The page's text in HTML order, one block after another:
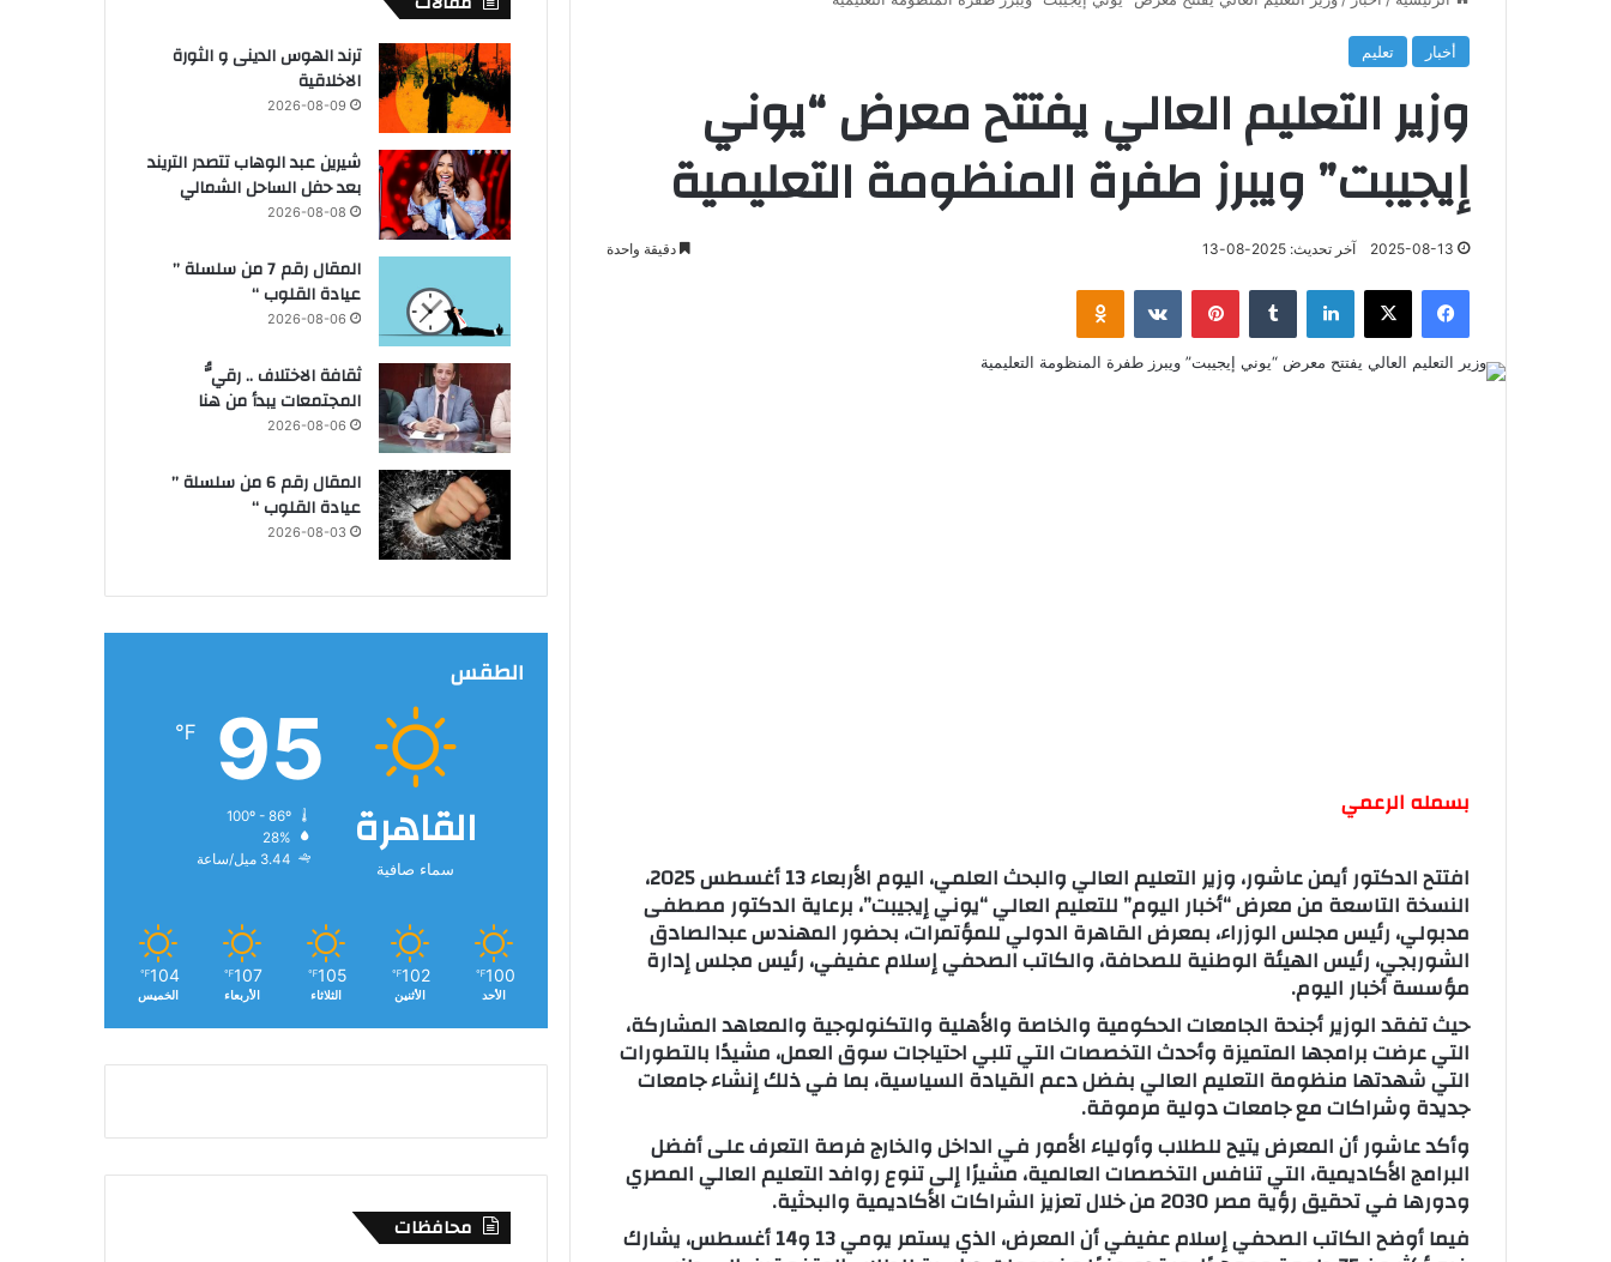
أخبار تعليم
وزير التعليم العالي يفتتح معرض “يوني
إيجيبت” ويبرز طفرة المنظومة التعليمية
2025-08-13 آخر تحديث: 2025-08-13 دقيقة واحدة
فيسبوك لينكدإن بينتيريست
بسمله الرعمي
افتتح الدكتور أيمن عاشور، وزير التعليم العالي والبحث العلمي، اليوم الأربعاء 13 أغسطس 2025،
النسخة التاسعة من معرض “أخبار اليوم” للتعليم العالي “يوني إيجيبت”، برعاية الدكتور مصطفى
مدبولي، رئيس مجلس الوزراء، بمعرض القاهرة الدولي للمؤتمرات، بحضور المهندس عبدالصادق
الشوربجي، رئيس الهيئة الوطنية للصحافة، والكاتب الصحفي إسلام عفيفي، رئيس مجلس إدارة
مؤسسة أخبار اليوم.
حيث تفقد الوزير أجنحة الجامعات الحكومية والخاصة والأهلية والتكنولوجية والمعاهد المشاركة،
التي عرضت برامجها المتميزة وأحدث التخصصات التي تلبي احتياجات سوق العمل، مشيدًا بالتطورات
التي شهدتها منظومة التعليم العالي بفضل دعم القيادة السياسية، بما في ذلك إنشاء جامعات
جديدة وشراكات مع جامعات دولية مرموقة.
وأكد عاشور أن المعرض يتيح للطلاب وأولياء الأمور في الداخل والخارج فرصة التعرف على أفضل
البرامج الأكاديمية، التي تنافس التخصصات العالمية، مشيرًا إلى تنوع روافد التعليم العالي المصري
ودورها في تحقيق رؤية مصر 2030 من خلال تعزيز الشراكات الأكاديمية والبحثية.
فيما أوضح الكاتب الصحفي إسلام عفيفي أن المعرض، الذي يستمر يومي 13 و14 أغسطس، يشارك
ترند الهوس الدينى و الثورة
الاخلاقية
2026-08-09
شيرين عبد الوهاب تتصدر التريند
بعد حفل الساحل الشمالي
2026-08-08
المقال رقم 7 من سلسلة ”
عيادة القلوب “
2026-08-06
ثقافة الاختلاف .. رقيُّ
المجتمعات يبدأ من هنا
2026-08-06
المقال رقم 6 من سلسلة ”
عيادة القلوب “
2026-08-03
الطقس
القاهرة
سماء صافية
95
℉
28%
3.44 ميل/ساعة
100
℉
الأحد
102
℉
الأثنين
105
℉
الثلاثاء
107
℉
الأربعاء
104
℉
الخميس
محافظات